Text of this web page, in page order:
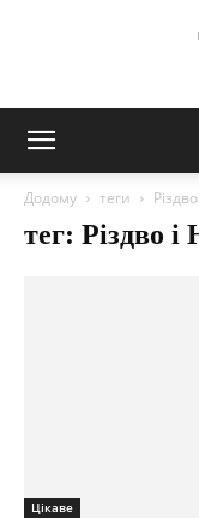
Додому теги
тег: Різдво і
Цікаве